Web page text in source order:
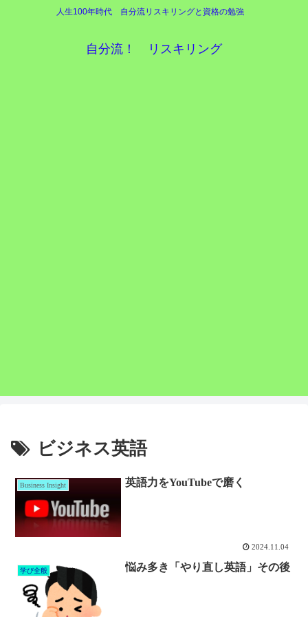
人生100年時代 自分流リスキリングと資格の勉強
自分流！ リスキリング
ビジネス英語
Business Insight 英語力をYouTubeで磨く
2024.11.04
学び全般 悩み多き「やり直し英語」その後